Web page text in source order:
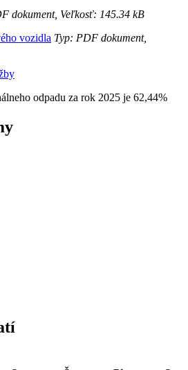
dokument, Veľkosť: 145.34 kB
vozidla Typ: PDF dokument,
odpadu za rok 2025 je 62,44%